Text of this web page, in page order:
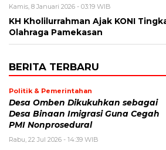
Kamis, 8 Januari 2026 - 03:19 WIB
KH Kholilurrahman Ajak KONI
Olahraga Pamekasan
BERITA TERBARU
Politik & Pemerintahan
Desa Omben Dikukuhkan sebagai
Desa Binaan Imigrasi Guna Cegah
PMI Nonprosedural
Rabu, 22 Jul 2026 - 14:39 WIB